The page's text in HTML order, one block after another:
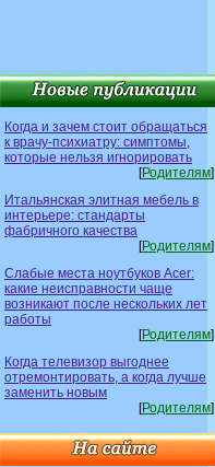
Когда и зачем стоит обращаться
к врачу-психиатру: симптомы,
которые нельзя игнорировать
[Родителям]
Итальянская элитная мебель в
интерьере: стандарты
фабричного качества
[Родителям]
Слабые места ноутбуков Acer:
какие неисправности чаще
возникают после нескольких лет
работы
[Родителям]
Когда телевизор выгоднее
отремонтировать, а когда лучше
заменить новым
[Родителям]